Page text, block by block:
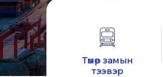
Төмөр замын
тээвэр